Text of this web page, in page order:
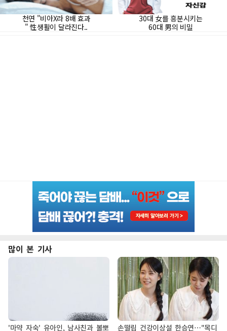
많이 본 기사
'마약 자숙' 유아인, 남사친과 볼뽀 손떨림 건강이상설 한승연…"목디